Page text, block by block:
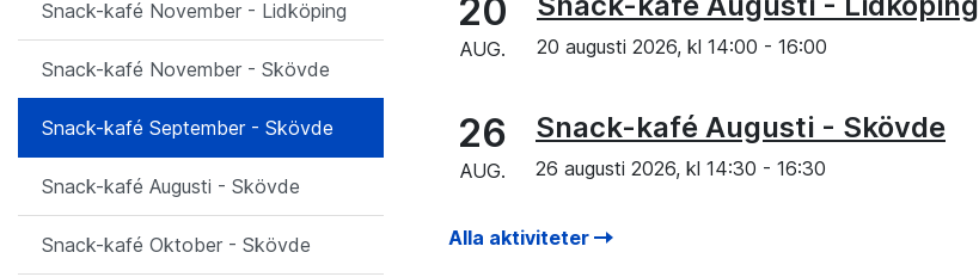
Snack-kafé November - Lidköping
Snack-kafé November - Skövde
Snack-kafé September - Skövde
Snack-kafé Augusti - Skövde
Snack-kafé Oktober - Skövde
20
AUG. 20 augusti 2026, kl 14:00 - 16:00
26
AUG.
Snack-kafé Augusti - Skövde
26 augusti 2026, kl 14:30 - 16:30
Alla aktiviteter